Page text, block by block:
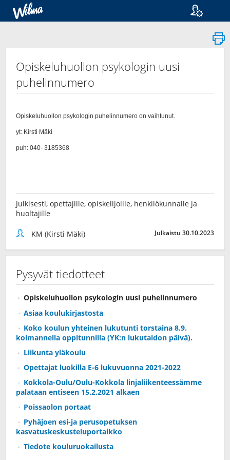
Suomi
Svenska
Opiskeluhuollon psykologin uusi
puhelinnumero
Julkisesti, opettajille, opiskelijoille, henkilökunnalle ja
huoltajille
KM (Kirsti Mäki) Julkaistu 30.10.2023
Pysyvät tiedotteet
Opiskeluhuollon psykologin uusi puhelinnumero
Asiaa koulukirjastosta
Koko koulun yhteinen lukutunti torstaina 8.9.
kolmannella oppitunnilla (YK:n lukutaidon päivä).
Liikunta yläkoulu
Opettajat luokilla E-6 lukuvuonna 2021-2022
Kokkola-Oulu/Oulu-Kokkola linjaliikenteessämme
palataan entiseen 15.2.2021 alkaen
Poissaolon portaat
Pyhäjoen esi-ja perusopetuksen
kasvatuskeskusteluportaikko
Tiedote kouluruokailusta